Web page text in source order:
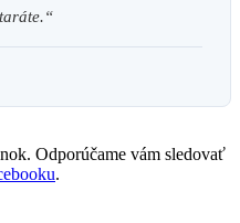
Odporúčame vám sledovať
.